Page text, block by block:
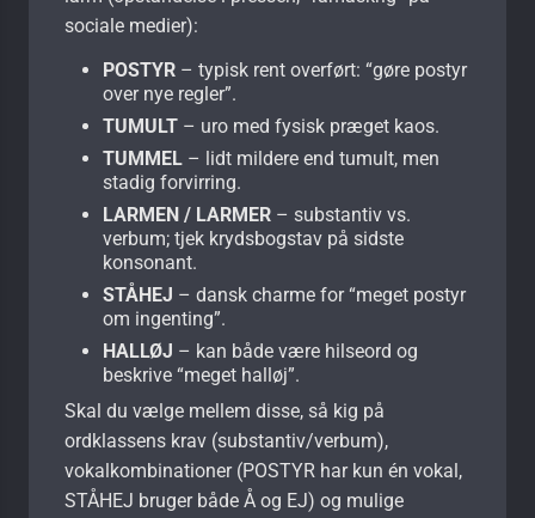
sociale medier):
POSTYR – typisk rent overført: “gøre postyr
over nye regler”.
TUMULT – uro med fysisk præget kaos.
TUMMEL – lidt mildere end tumult, men
stadig forvirring.
LARMEN / LARMER – substantiv vs.
verbum; tjek krydsbogstav på sidste
konsonant.
STÅHEJ – dansk charme for “meget postyr
om ingenting”.
HALLØJ – kan både være hilseord og
beskrive “meget halløj”.
Skal du vælge mellem disse, så kig på
ordklassens krav (substantiv/verbum),
vokalkombinationer (POSTYR har kun én vokal,
STÅHEJ bruger både Å og EJ) og mulige